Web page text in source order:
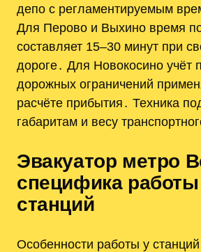
депо с регламентируемым
Для Перово и Выхино время
составляет 15–30 минут при
дороге․ Для Новокосино учёт
дорожных ограничений
расчёте прибытия․ Техника
габаритам и весу
Эвакуатор метро
специфика
станций
Особенности работы у